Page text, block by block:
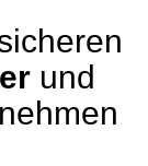
und